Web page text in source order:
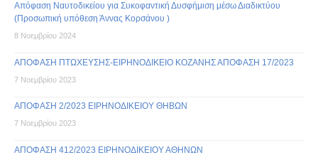
Απόφαση Ναυτοδικείου για Συκοφαντική Δυσφήμιση μέσω Διαδικτύου
(Προσωπική υπόθεση Άννας Κορσάνου )
8 Νοεμβρίου 2024
ΑΠΟΦΑΣΗ ΠΤΩΧΕΥΣΗΣ-ΕΙΡΗΝΟΔΙΚΕΙΟ ΚΟΖΑΝΗΣ ΑΠΟΦΑΣΗ 17/2023
7 Νοεμβρίου 2023
ΑΠΟΦΑΣΗ 2/2023 ΕΙΡΗΝΟΔΙΚΕΙΟΥ ΘΗΒΩΝ
7 Νοεμβρίου 2023
ΑΠΟΦΑΣΗ 412/2023 ΕΙΡΗΝΟΔΙΚΕΙΟΥ ΑΘΗΝΩΝ